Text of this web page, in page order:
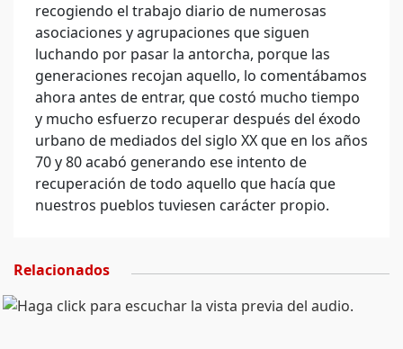
recogiendo el trabajo diario de numerosas
asociaciones y agrupaciones que siguen
luchando por pasar la antorcha, porque las
generaciones recojan aquello, lo comentábamos
ahora antes de entrar, que costó mucho tiempo
y mucho esfuerzo recuperar después del éxodo
urbano de mediados del siglo XX que en los años
70 y 80 acabó generando ese intento de
recuperación de todo aquello que hacía que
nuestros pueblos tuviesen carácter propio.
Relacionados